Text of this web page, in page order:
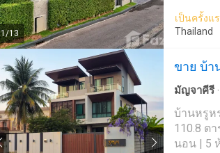
#ซื้อบ้า
1/13
ได้อยู่อ
เนื้อที่
4 ห้องน
เน้นควา
และเครื่
Private
ขาย: - มู
16.5 ล้า
061-
เป็นครั้งแ
Thailand
ขาย บ้า
มัญจาคีรี ·
ลานระเบียง
บ้านหรูหรา ส
110.8 ต
นอน | 5